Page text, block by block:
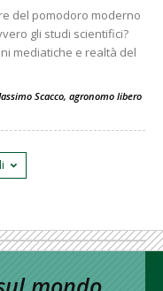
del pomodoro moderno
gli studi scientifici?
mediatiche e realtà del
Scacco, agronomo libero